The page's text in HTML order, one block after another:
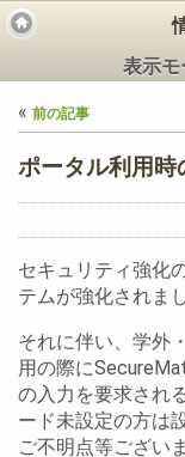
ス
表示モ
« 前の記事
ポータル利用時
セキュリティ強化
テムが強化されまし
それに伴い、学外
用の際に
の入力を要求され
ード未設定の方は
ご不明点等ござい